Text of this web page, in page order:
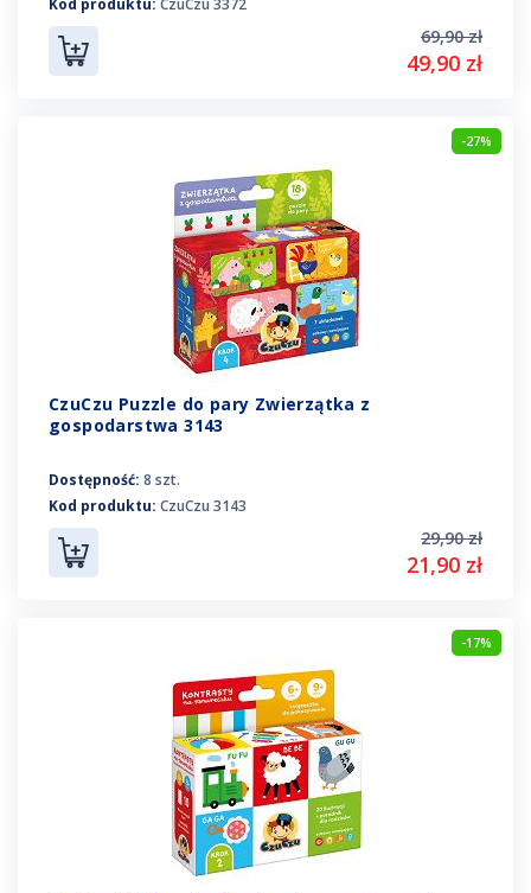
Kod produktu: CzuCzu 3372
69,90 zł
49,90 zł
-27%
CzuCzu Puzzle do pary Zwierzątka z
gospodarstwa 3143
Dostępność: 8 szt.
Kod produktu: CzuCzu 3143
29,90 zł
21,90 zł
-17%